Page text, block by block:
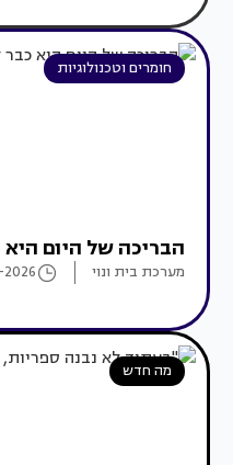
חומרים וטכנולוגיות
הבריכה של היום
מערכת בית ונוי
מה חדש